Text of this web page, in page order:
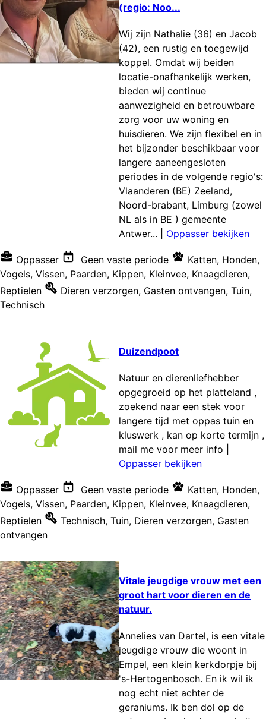
(regio: Noo...
​Wij zijn Nathalie (36) en Jacob
(42), een rustig en toegewijd
koppel. Omdat wij beiden
locatie-onafhankelijk werken,
bieden wij continue
aanwezigheid en betrouwbare
zorg voor uw woning en
huisdieren. We zijn flexibel en in
het bijzonder beschikbaar voor
langere aaneengesloten
periodes in de volgende regio's:
Vlaanderen (BE) Zeeland,
Noord-brabant, Limburg (zowel
NL als in BE ) gemeente
Antwer...
Oppasser bekijken
Oppasser Geen vaste periode Katten, Honden,
Vogels, Vissen, Paarden, Kippen, Kleinvee, Knaagdieren,
Reptielen
Dieren verzorgen, Gasten ontvangen, Tuin,
Technisch
Duizendpoot
Natuur en dierenliefhebber
opgegroeid op het platteland ,
zoekend naar een stek voor
langere tijd met oppas tuin en
kluswerk , kan op korte termijn ,
mail me voor meer info
Oppasser bekijken
Oppasser Geen vaste periode Katten, Honden,
Vogels, Vissen, Paarden, Kippen, Kleinvee, Knaagdieren,
Reptielen
Technisch, Tuin, Dieren verzorgen, Gasten
ontvangen
Vitale jeugdige vrouw met een
groot hart voor dieren en de
natuur.
Annelies van Dartel, is een vitale
jeugdige vrouw die woont in
Empel, een klein kerkdorpje bij
's-Hertogenbosch. En ik wil ik
nog echt niet achter de
geraniums. Ik ben dol op de